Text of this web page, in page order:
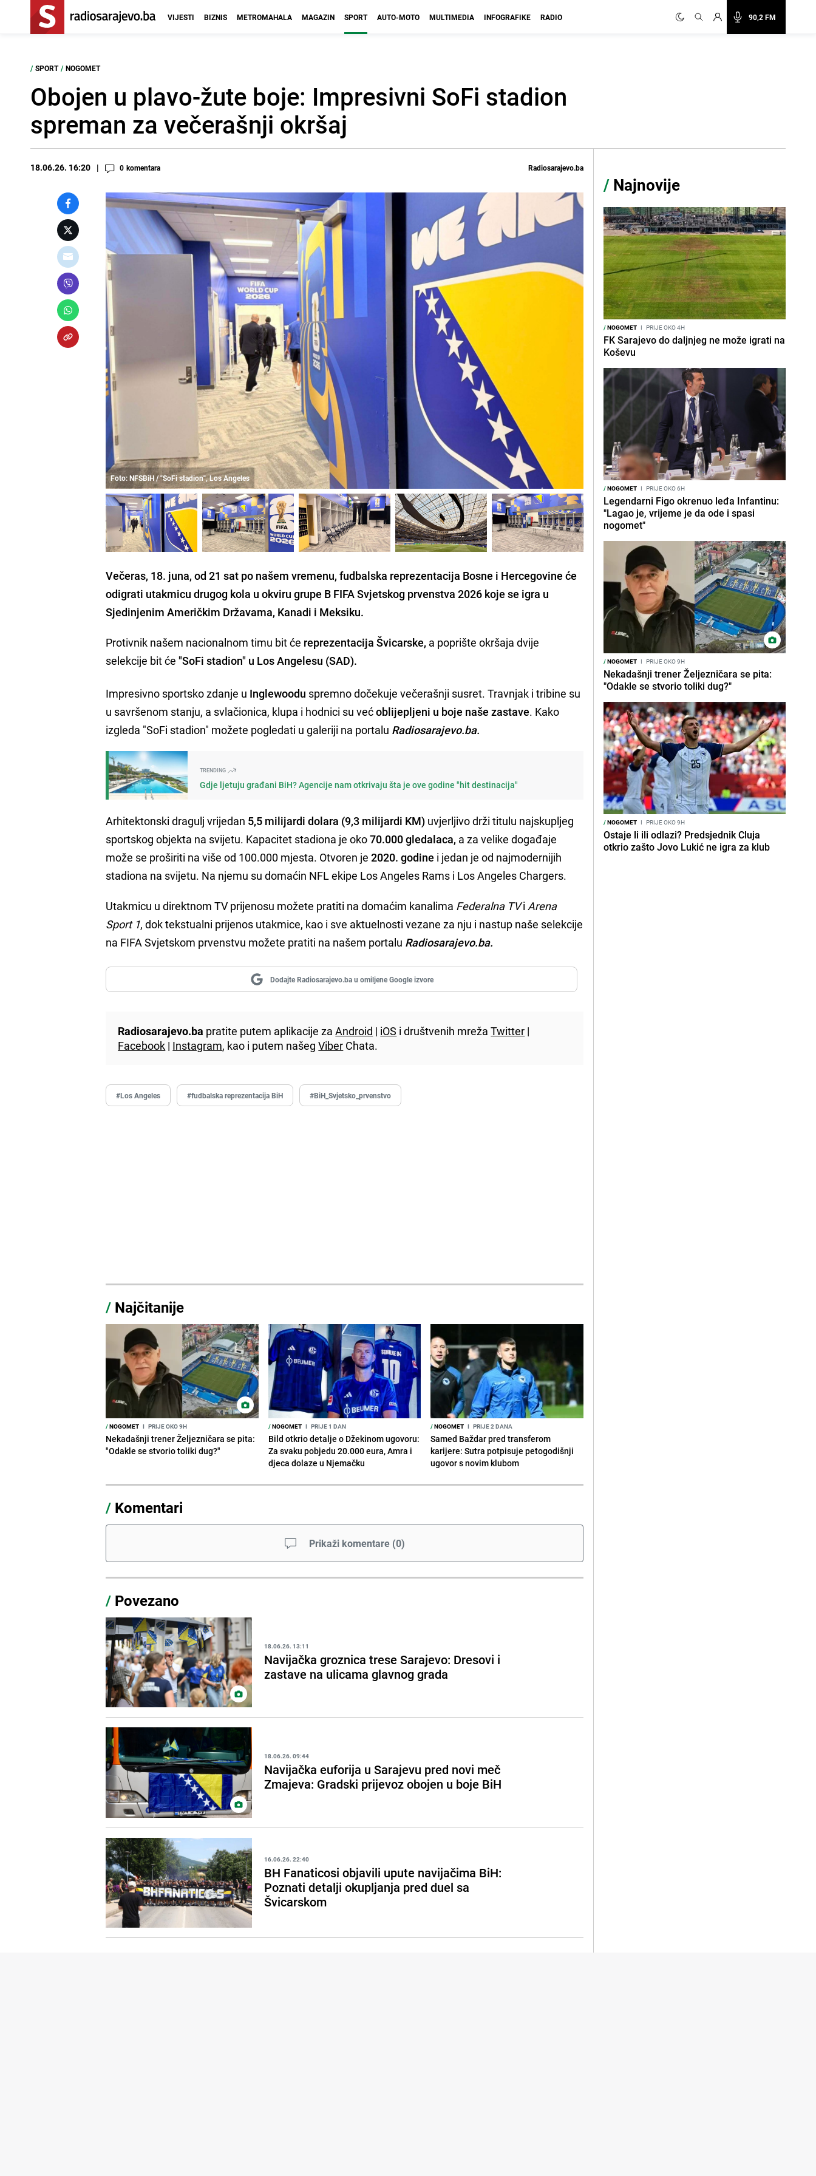
90,2 FM
VIJESTI BIZNIS METROMAHALA MAGAZIN SPORT AUTO-MOTO MULTIMEDIA INFOGRAFIKE RADIO
/ SPORT / NOGOMET
Obojen u plavo-žute boje: Impresivni SoFi stadion
spreman za večerašnji okršaj
18.06.26. 16:20 0 komentara Radiosarajevo.ba
Foto: NFSBiH / "SoFi stadion", Los Angeles
Večeras, 18. juna, od 21 sat po našem vremenu, fudbalska reprezentacija Bosne i Hercegovine će
odigrati utakmicu drugog kola u okviru grupe B FIFA Svjetskog prvenstva 2026 koje se igra u
Sjedinjenim Američkim Državama, Kanadi i Meksiku.
Protivnik našem nacionalnom timu bit će reprezentacija Švicarske, a poprište okršaja dvije
selekcije bit će "SoFi stadion" u Los Angelesu (SAD).
Impresivno sportsko zdanje u Inglewoodu spremno dočekuje večerašnji susret. Travnjak i tribine su
u savršenom stanju, a svlačionica, klupa i hodnici su većoblijepljeni u boje naše zastave. Kako
izgleda "SoFi stadion" možete pogledati u galeriji na portalu Radiosarajevo.ba.
TRENDING
Gdje ljetuju građani BiH? Agencije nam otkrivaju šta je ove godine "hit destinacija"
Arhitektonski dragulj vrijedan 5,5 milijardi dolara (9,3 milijardi KM) uvjerljivo drži titulu najskupljeg
sportskog objekta na svijetu. Kapacitet stadiona je oko70.000 gledalaca, a za velike događaje
može se proširiti na više od 100.000 mjesta. Otvoren je2020. godine i jedan je od najmodernijih
stadiona na svijetu. Na njemu su domaćin NFL ekipe Los Angeles Rams i Los Angeles Chargers.
Utakmicu u direktnom TV prijenosu možete pratiti na domaćim kanalima Federalna TVi Arena
Sport 1, dok tekstualni prijenos utakmice, kao i sve aktuelnosti vezane za nju i nastup naše selekcije
na FIFA Svjetskom prvenstvu možete pratiti na našem portalu Radiosarajevo.ba.
Dodajte Radiosarajevo.ba u omiljene Google izvore
Radiosarajevo.ba pratite putem aplikacije zaAndroid | iOS i društvenih mrežaTwitter |
Facebook | Instagram, kao i putem našegViber Chata.
#Los Angeles #fudbalska reprezentacija BiH #BiH_Svjetsko_prvenstvo
/ Najčitanije
/NOGOMET I PRIJE OKO 9H
Nekadašnji trener Željezničara se pita:
"Odakle se stvorio toliki dug?"
/NOGOMET I PRIJE 1 DAN
Bild otkrio detalje o Džekinom ugovoru:
Za svaku pobjedu 20.000 eura, Amra i
djeca dolaze u Njemačku
/NOGOMET I PRIJE 2 DANA
Samed Baždar pred transferom
karijere: Sutra potpisuje petogodišnji
ugovor s novim klubom
/ Komentari
Prikaži komentare (0)
/ Povezano
18.06.26. 13:11
Navijačka groznica trese Sarajevo: Dresovi i
zastave na ulicama glavnog grada
18.06.26. 09:44
Navijačka euforija u Sarajevu pred novi meč
Zmajeva: Gradski prijevoz obojen u boje BiH
16.06.26. 22:40
BH Fanaticosi objavili upute navijačima BiH:
Poznati detalji okupljanja pred duel sa
Švicarskom
/ Najnovije
/NOGOMET I PRIJE OKO 4H
FK Sarajevo do daljnjeg ne može igrati na
Koševu
/NOGOMET I PRIJE OKO 6H
Legendarni Figo okrenuo leđa Infantinu:
"Lagao je, vrijeme je da ode i spasi
nogomet"
/NOGOMET I PRIJE OKO 9H
Nekadašnji trener Željezničara se pita:
"Odakle se stvorio toliki dug?"
/NOGOMET I PRIJE OKO 9H
Ostaje li ili odlazi? Predsjednik Cluja
otkrio zašto Jovo Lukić ne igra za klub